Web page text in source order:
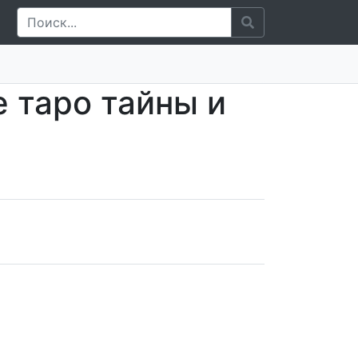
таро тайны и